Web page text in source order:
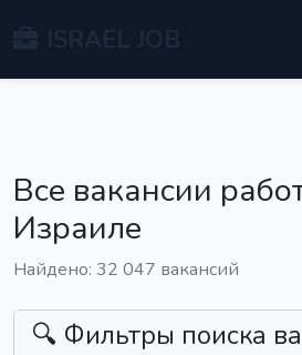
Все вакансии
Израиле
Найдено: 32 047 вакансий
🔍 Фильтры поиска